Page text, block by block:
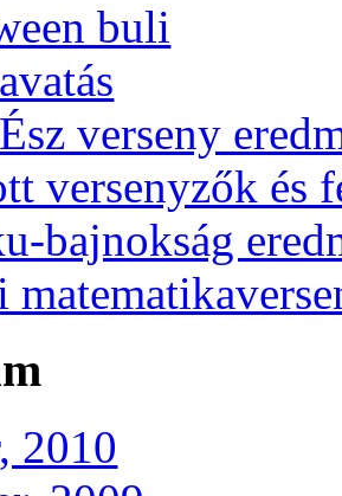
buli
verseny
versenyzők és
bajnokság
2010